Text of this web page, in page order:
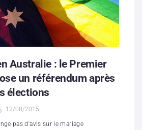
Australie : le Premier
un référendum après
élections
12/08/2015
pas d'avis sur le mariage